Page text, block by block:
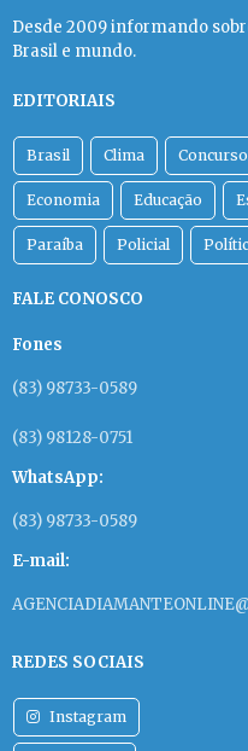
Desde 2009 informando
Brasil e mundo.
EDITORIAIS
Brasil Clima
Economia Educação
Paraíba Policial
FALE CONOSCO
Fones
(83) 98733-0589
(83) 98128-0751
WhatsApp:
(83) 98733-0589
E-mail:
REDES SOCIAIS
Instagram